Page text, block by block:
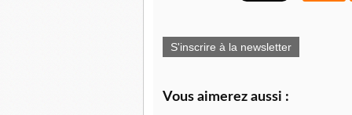
S'inscrire à la newsletter
Vous aimerez aussi :